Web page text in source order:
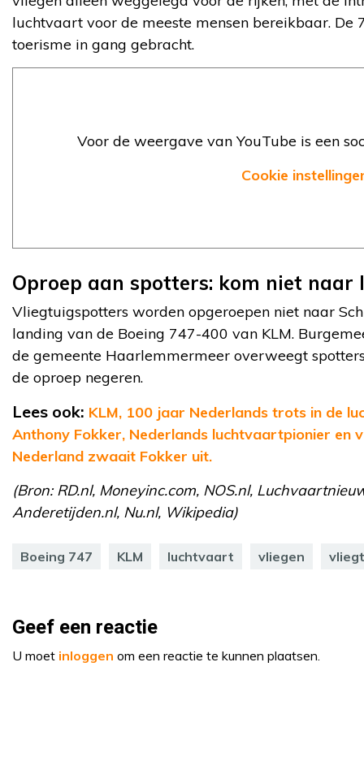
luchtvaart voor de meeste mensen bereikbaar.
toerisme in gang gebracht.
Voor de weergave van YouTube is een
Cookie
Oproep aan spotters: kom niet
Vliegtuigspotters worden opgeroepen niet naar
landing van de Boeing 747-400 van KLM.
de gemeente Haarlemmermeer overweegt
de oproep negeren.
Lees ook: KLM, 100 jaar Nederlands trots in de
Anthony Fokker, Nederlands luchtvaartpionier en
Nederland zwaait Fokker uit.
(Bron: RD.nl, Moneyinc.com, NOS.nl,
Anderetijden.nl, Nu.nl, Wikipedia)
Boeing 747 KLM luchtvaart vliegen
Geef een reactie
U moet inloggen om een reactie te kunnen plaatsen.